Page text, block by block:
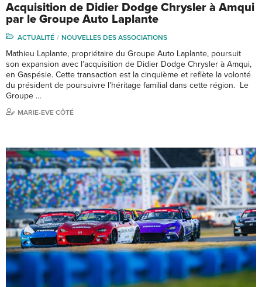
Acquisition de Didier Dodge Chrysler à Amqui
par le Groupe Auto Laplante
ACTUALITÉ NOUVELLES DES ASSOCIATIONS
Mathieu Laplante, propriétaire du Groupe Auto Laplante, poursuit
son expansion avec l’acquisition de Didier Dodge Chrysler à Amqui,
en Gaspésie. Cette transaction est la cinquième et reflète la volonté
du président de poursuivre l’héritage familial dans cette région. Le
Groupe …
MARIE-EVE CÔTÉ